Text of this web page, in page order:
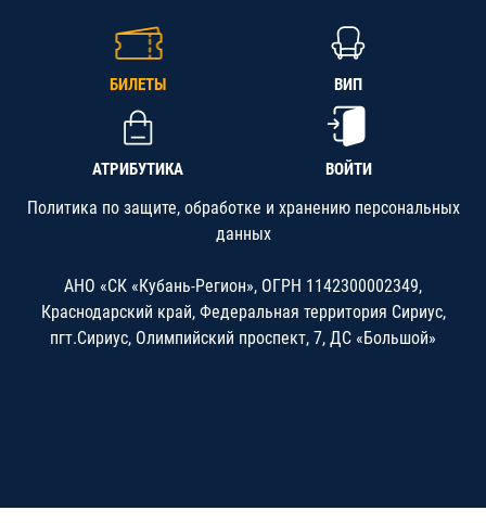
БИЛЕТЫ ВИП
АТРИБУТИКА ВОЙТИ
Политика по защите, обработке и хранению персональных
данных
АНО «СК «Кубань-Регион», ОГРН 1142300002349,
Краснодарский край, Федеральная территория Сириус,
пгт.Сириус, Олимпийский проспект, 7, ДС «Большой»